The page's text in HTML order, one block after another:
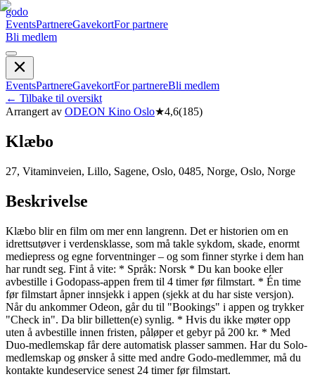
godo
EventsPartnereGavekortFor partnere
Bli medlem
EventsPartnereGavekortFor partnereBli medlem
← Tilbake til oversikt
Arrangert av ODEON Kino Oslo★4,6(185)
Klæbo
27, Vitaminveien, Lillo, Sagene, Oslo, 0485, Norge, Oslo, Norge
Beskrivelse
Klæbo blir en film om mer enn langrenn. Det er historien om en
idrettsutøver i verdensklasse, som må takle sykdom, skade, enormt
mediepress og egne forventninger – og som finner styrke i dem han
har rundt seg. Fint å vite: * Språk: Norsk * Du kan booke eller
avbestille i Godopass-appen frem til 4 timer før filmstart. * Én time
før filmstart åpner innsjekk i appen (sjekk at du har siste versjon).
Når du ankommer Odeon, går du til "Bookings" i appen og trykker
"Check in". Da blir billetten(e) synlig. * Hvis du ikke møter opp
uten å avbestille innen fristen, påløper et gebyr på 200 kr. * Med
Duo-medlemskap får dere automatisk plasser sammen. Har du Solo-
medlemskap og ønsker å sitte med andre Godo-medlemmer, må du
kontakte kundeservice senest 24 timer før filmstart.